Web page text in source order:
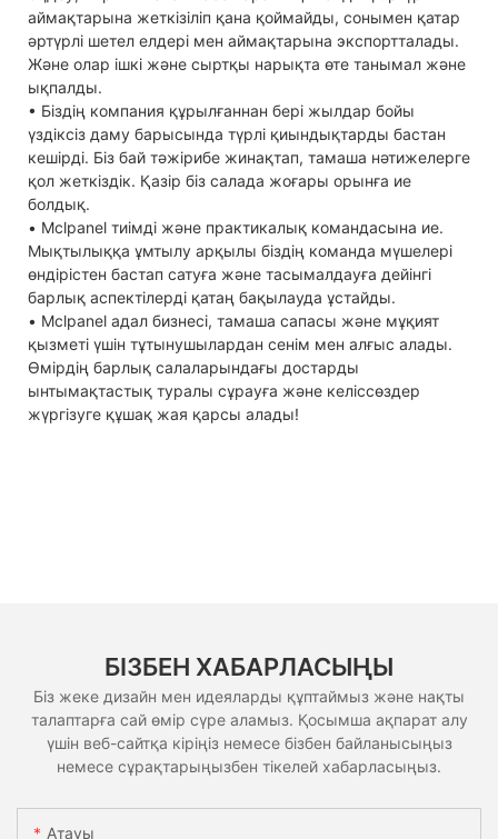
аймақтарына жеткізіліп қана қоймайды, сонымен қатар
әртүрлі шетел елдері мен аймақтарына экспортталады.
Және олар ішкі және сыртқы нарықта өте танымал және
ықпалды.
• Біздің компания құрылғаннан бері жылдар бойы
үздіксіз даму барысында түрлі қиындықтарды бастан
кешірді. Біз бай тәжірибе жинақтап, тамаша нәтижелерге
қол жеткіздік. Қазір біз салада жоғары орынға ие
болдық.
• Mclpanel тиімді және практикалық командасына ие.
Мықтылыққа ұмтылу арқылы біздің команда мүшелері
өндірістен бастап сатуға және тасымалдауға дейінгі
барлық аспектілерді қатаң бақылауда ұстайды.
• Mclpanel адал бизнесі, тамаша сапасы және мұқият
қызметі үшін тұтынушылардан сенім мен алғыс алады.
Өмірдің барлық салаларындағы достарды
ынтымақтастық туралы сұрауға және келіссөздер
жүргізуге құшақ жая қарсы алады!
БІЗБЕН ХАБАРЛАСЫҢЫ
Біз жеке дизайн мен идеяларды құптаймыз және нақты
талаптарға сай өмір сүре аламыз. Қосымша ақпарат алу
үшін веб-сайтқа кіріңіз немесе бізбен байланысыңыз
немесе сұрақтарыңызбен тікелей хабарласыңыз.
Атауы